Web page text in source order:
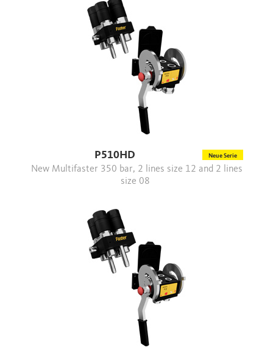
P510HD Neue Serie
New Multifaster 350 bar, 2 lines size 12 and 2 lines
size 08